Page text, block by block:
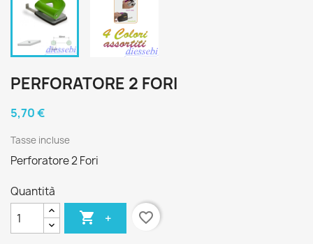
PERFORATORE 2 FORI
5,70 €
Tasse incluse
Perforatore 2 Fori
Quantità
 + favorite_border